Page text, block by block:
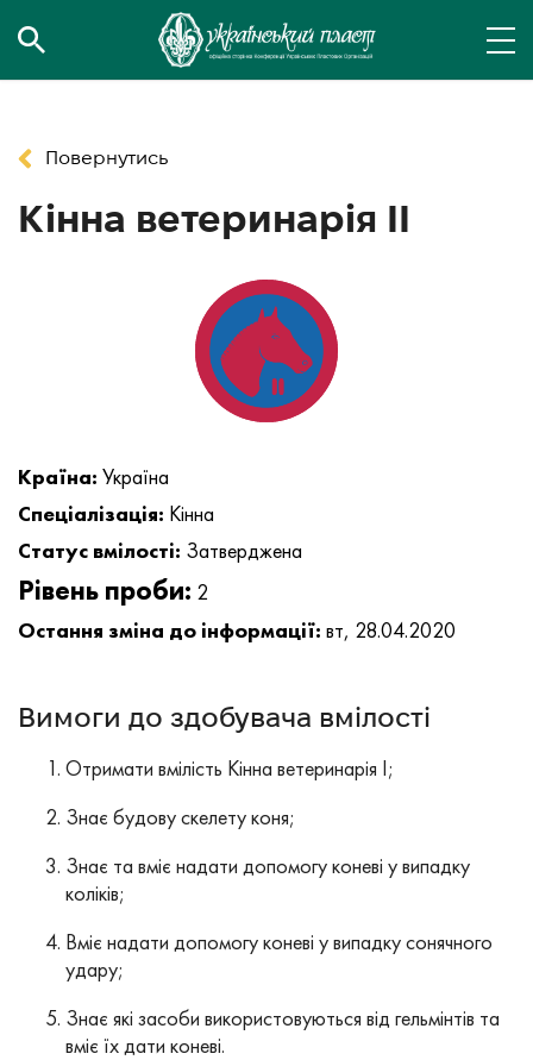
Повернутись
Кінна ветеринарія II
Країна: Україна
Спеціалізація: Кінна
Статус вмілості: Затверджена
Рівень проби: 2
Остання зміна до інформації: вт, 28.04.2020
Вимоги до здобувача вмілості
Отримати вмілість Кінна ветеринарія І;
Знає будову скелету коня;
Знає та вміє надати допомогу коневі у випадку
коліків;
Вміє надати допомогу коневі у випадку сонячного
удару;
Знає які засоби використовуються від гельмінтів та
вміє їх дати коневі.